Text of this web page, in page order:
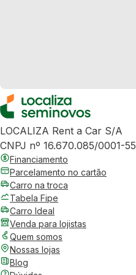
LOCALIZA Rent a Car S/A
CNPJ nº 16.670.085/0001-55
Financiamento
Parcelamento no cartão
Carro na troca
Tabela Fipe
Carro Ideal
Venda para lojistas
Quem somos
Nossas lojas
Blog